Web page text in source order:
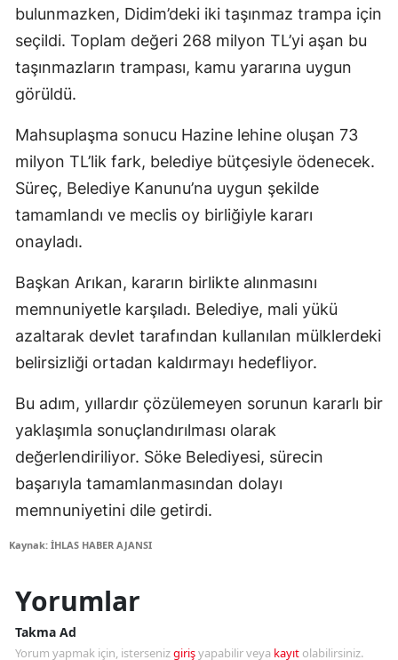
bulunmazken, Didim’deki iki taşınmaz trampa için
seçildi. Toplam değeri 268 milyon TL’yi aşan bu
taşınmazların trampası, kamu yararına uygun
görüldü.
Mahsuplaşma sonucu Hazine lehine oluşan 73
milyon TL’lik fark, belediye bütçesiyle ödenecek.
Süreç, Belediye Kanunu’na uygun şekilde
tamamlandı ve meclis oy birliğiyle kararı
onayladı.
Başkan Arıkan, kararın birlikte alınmasını
memnuniyetle karşıladı. Belediye, mali yükü
azaltarak devlet tarafından kullanılan mülklerdeki
belirsizliği ortadan kaldırmayı hedefliyor.
Bu adım, yıllardır çözülemeyen sorunun kararlı bir
yaklaşımla sonuçlandırılması olarak
değerlendiriliyor. Söke Belediyesi, sürecin
başarıyla tamamlanmasından dolayı
memnuniyetini dile getirdi.
Kaynak: İHLAS HABER AJANSI
Yorumlar
Takma Ad
Yorum yapmak için, istersenizgirişyapabilir veya kayıt olabilirsiniz.